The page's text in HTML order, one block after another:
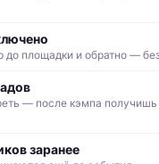
площадки и обратно —
— после кэмпа
заранее